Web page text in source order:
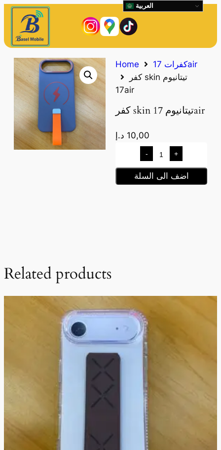
Home
كفرات 17air
كفر skin تيتانيوم
17air
كفر skin تيتانيوم 17air
10,00 د.إ
- +
اضف الى السلة
Related products
العربية